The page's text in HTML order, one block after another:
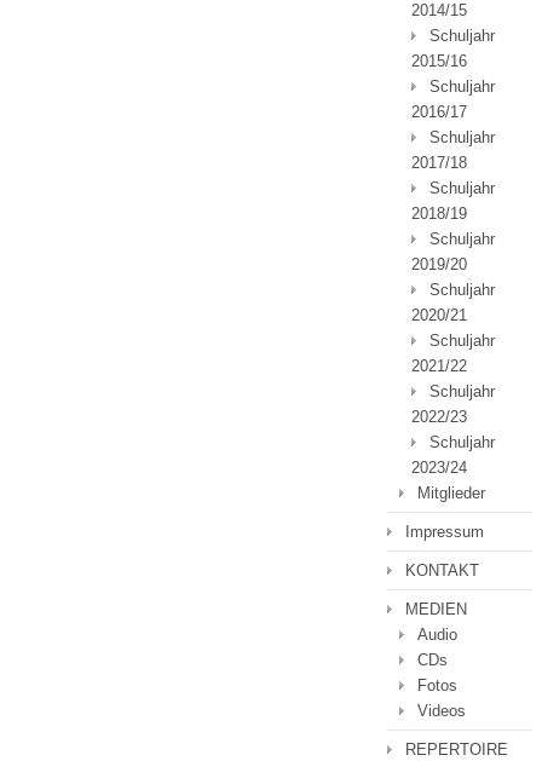
2014/15
Schuljahr
2015/16
Schuljahr
2016/17
Schuljahr
2017/18
Schuljahr
2018/19
Schuljahr
2019/20
Schuljahr
2020/21
Schuljahr
2021/22
Schuljahr
2022/23
Schuljahr
2023/24
Mitglieder
Impressum
KONTAKT
MEDIEN
Audio
CDs
Fotos
Videos
REPERTOIRE